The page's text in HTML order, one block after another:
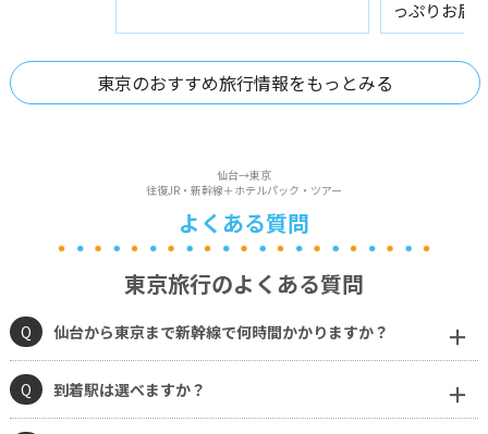
っぷりお届
東京のおすすめ旅行情報をもっとみる
仙台→東京
往復JR・新幹線＋ホテルパック・ツアー
よくある質問
東京旅行のよくある質問
Q 仙台から東京まで新幹線で何時間かかりますか？
Q 到着駅は選べますか？